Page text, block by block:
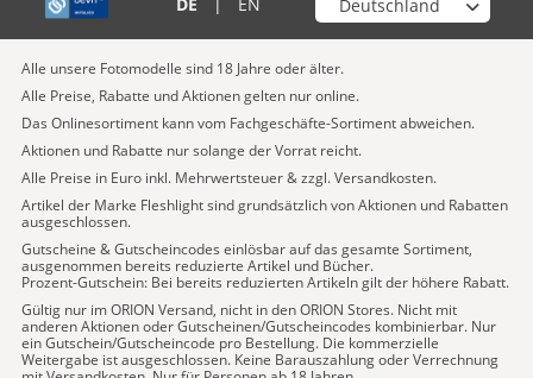
DE | EN
Alle unsere Fotomodelle sind 18 Jahre oder älter.
Alle Preise, Rabatte und Aktionen gelten nur online.
Das Onlinesortiment kann vom Fachgeschäfte-Sortiment abweichen.
Aktionen und Rabatte nur solange der Vorrat reicht.
Alle Preise in Euro inkl. Mehrwertsteuer & zzgl. Versandkosten.
Artikel der Marke Fleshlight sind grundsätzlich von Aktionen und Rabatten
ausgeschlossen.
Gutscheine & Gutscheincodes einlösbar auf das gesamte Sortiment,
ausgenommen bereits reduzierte Artikel und Bücher.
Prozent-Gutschein: Bei bereits reduzierten Artikeln gilt der höhere Rabatt.
Gültig nur im ORION Versand, nicht in den ORION Stores. Nicht mit
anderen Aktionen oder Gutscheinen/Gutscheincodes kombinierbar. Nur
ein Gutschein/Gutscheincode pro Bestellung. Die kommerzielle
Weitergabe ist ausgeschlossen. Keine Barauszahlung oder Verrechnung